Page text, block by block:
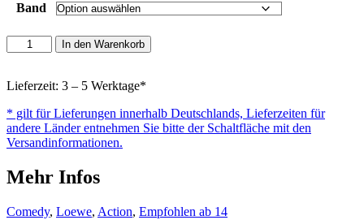
Band
Kindergarten
WARS
In den Warenkorb
Lieferzeit: 3 – 5 Werktage*
* gilt für Lieferungen innerhalb Deutschlands, Lieferzeiten für
andere Länder entnehmen Sie bitte der Schaltfläche mit den
Versandinformationen.
Mehr Infos
Comedy, Loewe, Action, Empfohlen ab 14